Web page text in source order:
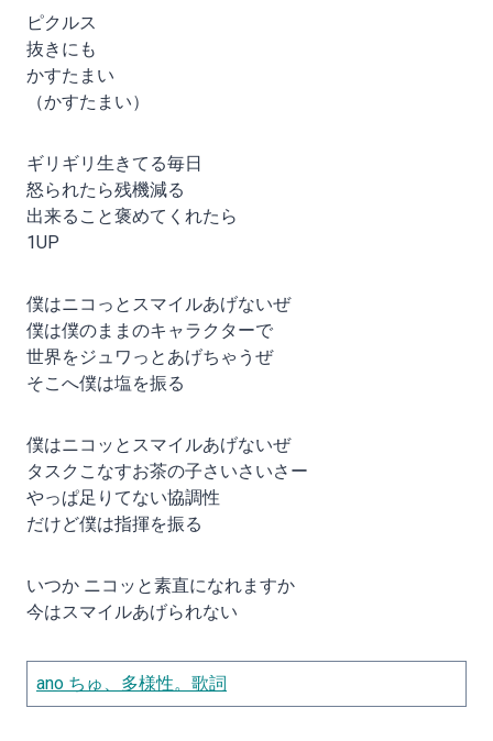
ピクルス
抜きにも
かすたまい
（かすたまい）
ギリギリ生きてる毎日
怒られたら残機減る
出来ること褒めてくれたら
1UP
僕はニコっとスマイルあげないぜ
僕は僕のままのキャラクターで
世界をジュワっとあげちゃうぜ
そこへ僕は塩を振る
僕はニコッとスマイルあげないぜ
タスクこなすお茶の子さいさいさー
やっぱ足りてない協調性
だけど僕は指揮を振る
いつか ニコッと素直になれますか
今はスマイルあげられない
ano ちゅ、多様性。歌詞